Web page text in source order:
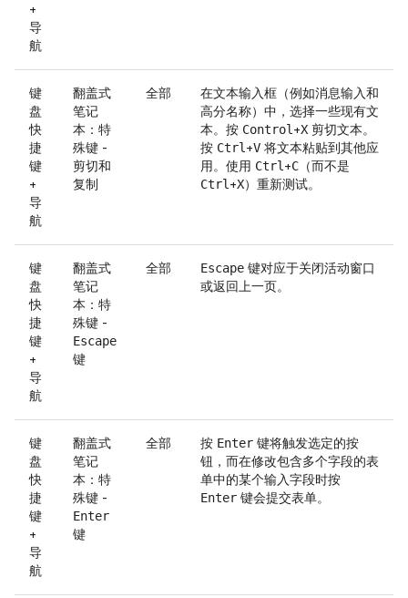
+
导
航
键
盘
快
捷
键
+
导
航
翻盖式
笔记
本：特
殊键 -
剪切和
复制
全部
在文本输入框（例如消息输入和
高分名称）中，选择一些现有文
本。按 Control +X 剪切文本。
按 Ctrl +V 将文本粘贴到其他应
用。使用 Ctrl +C （而不是
Ctrl +X）重新测试。
键
盘
快
捷
键
+
导
航
翻盖式
笔记
本：特
殊键 -
Escape
键
全部 Escape 键对应于关闭活动窗口
或返回上一页。
键
盘
快
捷
键
+
导
航
翻盖式
笔记
本：特
殊键 -
Enter
键
全部 按 Enter 键将触发选定的按
钮，而在修改包含多个字段的表
单中的某个输入字段时按
Enter 键会提交表单。